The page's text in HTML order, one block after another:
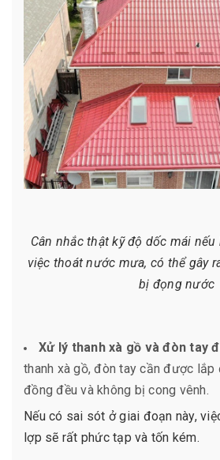
Cân nhắc thật kỹ độ dốc mái
việc thoát nước mưa, có thể gây
bị đọng nước
Xử lý thanh xà gồ và đòn tay
thanh xà gồ, đòn tay cần được lắp
đồng đều và không bị cong vênh.
Nếu có sai sót ở giai đoạn này,
lợp sẽ rất phức tạp và tốn kém.